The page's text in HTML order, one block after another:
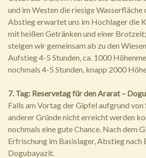
und im Westen die riesige Wasserfläche
Abstieg erwartet uns im Hochlager die
mit heißen Getränken und einer
steigen wir gemeinsam ab zu den
Aufstieg 4-5 Stunden, ca. 1000
nochmals 4-5 Stunden, knapp 2000
7. Tag: Reservetag für den Ararat –
Falls am Vortag der Gipfel aufgrund
anderer Gründe nicht erreicht werden
nochmals eine gute Chance. Nach dem
Erfrischung im Basislager, Abstieg nach
Dogubayazit.